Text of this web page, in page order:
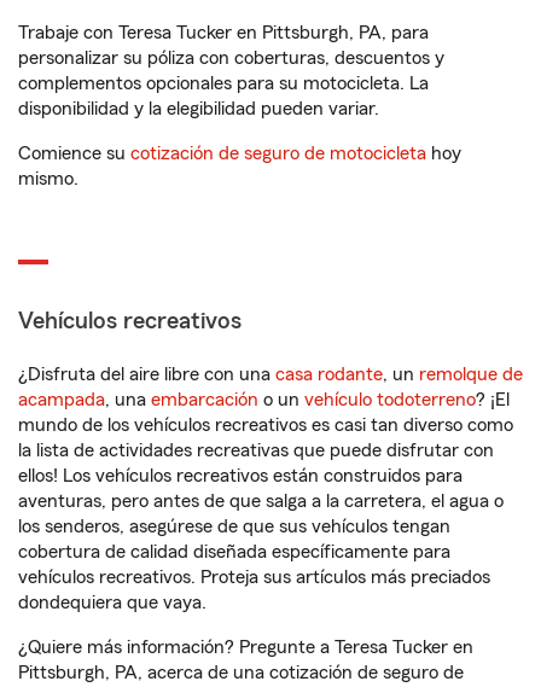
Trabaje con Teresa Tucker en Pittsburgh, PA, para
personalizar su póliza con coberturas, descuentos y
complementos opcionales para su motocicleta. La
disponibilidad y la elegibilidad pueden variar.
Comience su cotización de seguro de motocicleta hoy
mismo.
Vehículos recreativos
¿Disfruta del aire libre con una casa rodante, un remolque de
acampada, una embarcación o un vehículo todoterreno? ¡El
mundo de los vehículos recreativos es casi tan diverso como
la lista de actividades recreativas que puede disfrutar con
ellos! Los vehículos recreativos están construidos para
aventuras, pero antes de que salga a la carretera, el agua o
los senderos, asegúrese de que sus vehículos tengan
cobertura de calidad diseñada específicamente para
vehículos recreativos. Proteja sus artículos más preciados
dondequiera que vaya.
¿Quiere más información? Pregunte a Teresa Tucker en
Pittsburgh, PA, acerca de una cotización de seguro de